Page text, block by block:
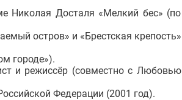
Николая Досталя «Мелкий бес» (по
остров» и «Брестская крепость»
городе»).
и режиссёр (совместно с Любовью
Федерации (2001 год).